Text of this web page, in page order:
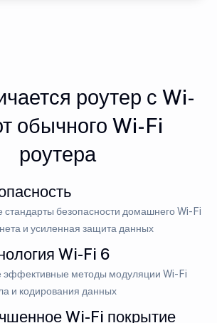
роутер с Wi-
обычного Wi-Fi
роутера
стандарты безопасности домашнего Wi-Fi
и усиленная защита данных
Wi-Fi 6
эффективные методы модуляции Wi-Fi
и кодирования данных
Wi-Fi покрытие